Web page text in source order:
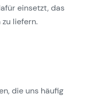
einsetzt, das
liefern.
die uns häufig